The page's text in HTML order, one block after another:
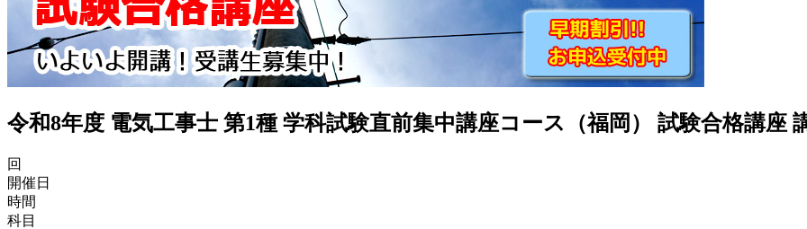
令和8年度 電気工事士 第1種 学科試験直前集中講座コース（福岡） 試験合格講座
回
開催日
時間
科目